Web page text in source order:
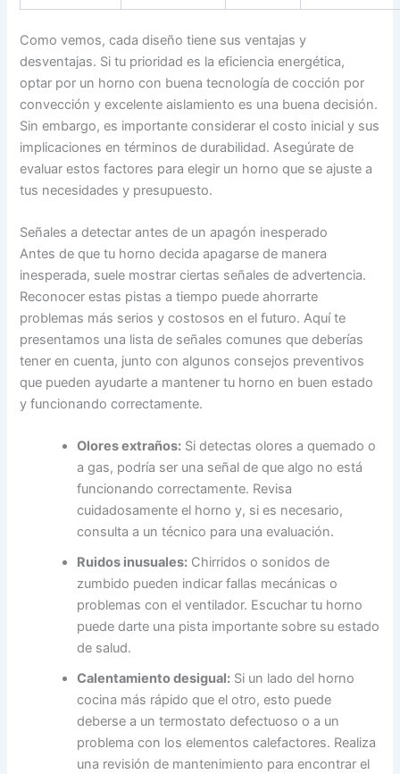
Como vemos, cada diseño tiene sus ventajas y
desventajas. Si tu prioridad es la eficiencia energética,
optar por un horno con buena tecnología de cocción por
convección y excelente aislamiento es una buena decisión.
Sin embargo, es importante considerar el costo inicial y sus
implicaciones en términos de durabilidad. Asegúrate de
evaluar estos factores para elegir un horno que se ajuste a
tus necesidades y presupuesto.
Señales a detectar antes de un apagón inesperado
Antes de que tu horno decida apagarse de manera
inesperada, suele mostrar ciertas señales de advertencia.
Reconocer estas pistas a tiempo puede ahorrarte
problemas más serios y costosos en el futuro. Aquí te
presentamos una lista de señales comunes que deberías
tener en cuenta, junto con algunos consejos preventivos
que pueden ayudarte a mantener tu horno en buen estado
y funcionando correctamente.
Olores extraños: Si detectas olores a quemado o
a gas, podría ser una señal de que algo no está
funcionando correctamente. Revisa
cuidadosamente el horno y, si es necesario,
consulta a un técnico para una evaluación.
Ruidos inusuales: Chirridos o sonidos de
zumbido pueden indicar fallas mecánicas o
problemas con el ventilador. Escuchar tu horno
puede darte una pista importante sobre su estado
de salud.
Calentamiento desigual: Si un lado del horno
cocina más rápido que el otro, esto puede
deberse a un termostato defectuoso o a un
problema con los elementos calefactores. Realiza
una revisión de mantenimiento para encontrar el